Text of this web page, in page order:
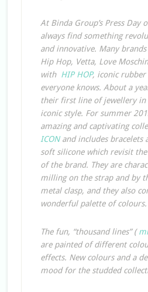
At Binda Group’s Press Day
always find something
and innovative. Many
Hip Hop, Vetta, Love
with HIP HOP, iconic rubber
everyone knows. About a
their first line of jewellery in
iconic style. For summer
amazing and captivating
ICONand includes bracelets
soft silicone which revisit
of the brand. They are
milling on the strap and by
metal clasp, and they also
wonderful palette of colours.
The fun, “thousand lines” (
are painted of different
effects. New colours and a
mood for the studded